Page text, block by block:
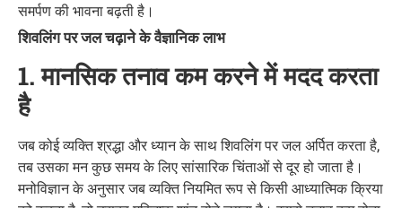
समर्पण की भावना बढ़ती है।
शिवलिंग पर जल चढ़ाने के वैज्ञानिक लाभ
1. मानसिक तनाव कम करने में मदद करता
है
जब कोई व्यक्ति श्रद्धा और ध्यान के साथ शिवलिंग पर जल अर्पित करता है,
तब उसका मन कुछ समय के लिए सांसारिक चिंताओं से दूर हो जाता है।
मनोविज्ञान के अनुसार जब व्यक्ति नियमित रूप से किसी आध्यात्मिक क्रिया